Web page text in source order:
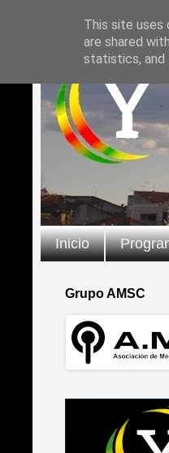
Inicio
Grupo AMSC
This site uses
are shared
statistics, and